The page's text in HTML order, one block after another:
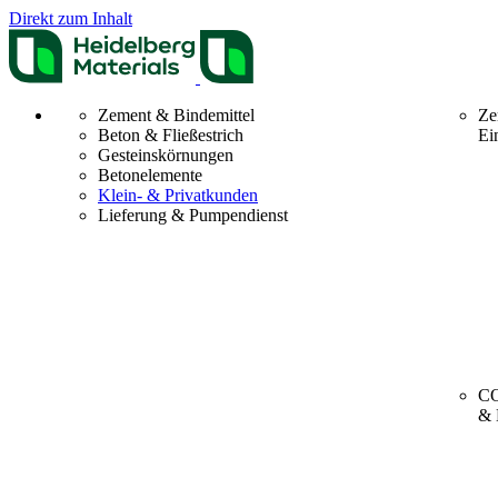
Direkt zum Inhalt
Zement & Bindemittel
Beton & Fließestrich
Gesteinskörnungen
Betonelemente
Klein- & Privatkunden
Lieferung & Pumpendienst
&